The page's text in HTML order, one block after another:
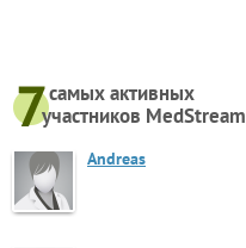
самых активныx
участников MedStream
Andreas